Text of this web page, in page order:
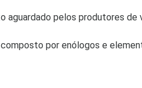
aguardado pelos produtores de
por enólogos e